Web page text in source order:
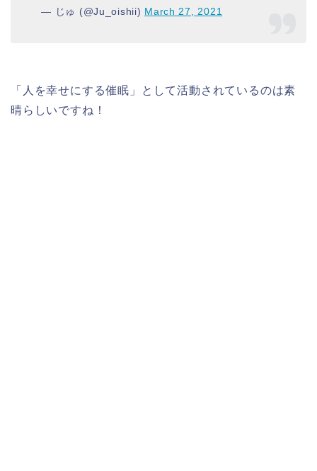
— じゅ (@Ju_oishii) March 27, 2021
「人を幸せにする催眠」として活動されているのは素
晴らしいですね！